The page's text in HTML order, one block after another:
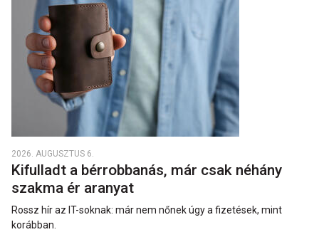
2026. AUGUSZTUS 6.
Kifulladt a bérrobbanás, már csak néhány
szakma ér aranyat
Rossz hír az IT-soknak: már nem nőnek úgy a fizetések, mint
korábban.